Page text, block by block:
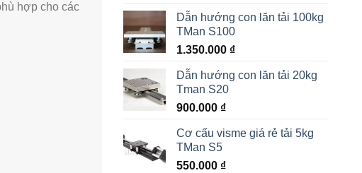
hợp cho các
Dẫn hướng con lăn tải 100kg
TMan S100
1.350.000 ₫
Dẫn hướng con lăn tải 20kg
Tman S20
900.000 ₫
Cơ cấu visme giá rẻ tải 5kg
TMan S5
550.000 ₫